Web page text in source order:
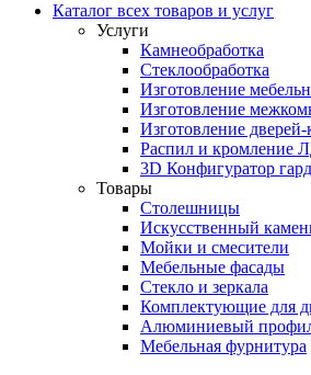
Каталог всех товаров и услуг
Услуги
Камнеобработка
Стеклообработка
Изготовление
Изготовление
Изготовление дверей-
Распил и кромление
3D Конфигуратор
Товары
Столешницы
Искусственный
Мойки и смесители
Мебельные фасады
Стекло и зеркала
Комплектующие для
Алюминиевый
Мебельная фурнитура